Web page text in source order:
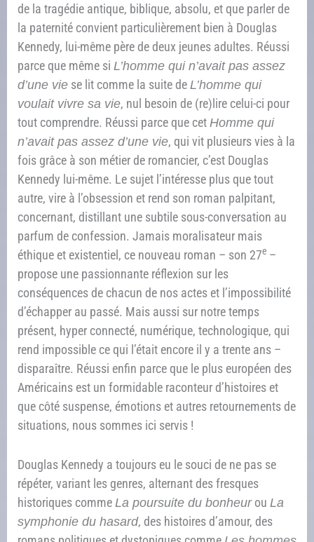
de la tragédie antique, biblique, absolu, et que parler de
la paternité convient particulièrement bien à Douglas
Kennedy, lui-même père de deux jeunes adultes. Réussi
parce que même si L’homme qui n’avait pas assez
d’une viese lit comme la suite de L’homme qui
voulait vivre sa vie, nul besoin de (re)lire celui-ci pour
tout comprendre. Réussi parce que cet Homme qui
n’avait pas assez d’une vie, qui vit plusieurs vies à la
fois grâce à son métier de romancier, c’est Douglas
Kennedy lui-même. Le sujet l’intéresse plus que tout
autre, vire à l’obsession et rend son roman palpitant,
concernant, distillant une subtile sous-conversation au
parfum de confession. Jamais moralisateur mais
éthique et existentiel, ce nouveau roman – son 27e –
propose une passionnante réflexion sur les
conséquences de chacun de nos actes et l’impossibilité
d’échapper au passé. Mais aussi sur notre temps
présent, hyper connecté, numérique, technologique, qui
rend impossible ce qui l’était encore il y a trente ans –
disparaître. Réussi enfin parce que le plus européen des
Américains est un formidable raconteur d’histoires et
que côté suspense, émotions et autres retournements de
situations, nous sommes ici servis !
Douglas Kennedy a toujours eu le souci de ne pas se
répéter, variant les genres, alternant des fresques
historiques comme La poursuite du bonheurou La
symphonie du hasard, des histoires d’amour, des